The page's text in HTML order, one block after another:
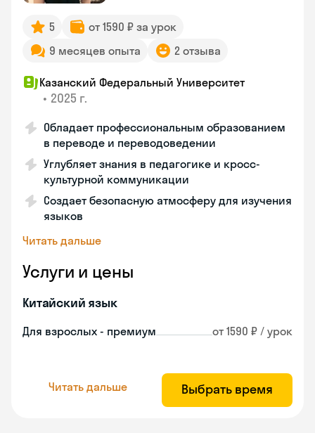
5
от 1590 ₽ за урок
9 месяцев опыта
2 отзыва
Казанский Федеральный Университет
• 2025 г.
Обладает профессиональным образованием
в переводе и переводоведении
Углубляет знания в педагогике и кросс-
культурной коммуникации
Создает безопасную атмосферу для изучения
языков
Читать дальше
Услуги и цены
Китайский язык
Для взрослых - премиум от 1590 ₽ / урок
Читать дальше Выбрать время